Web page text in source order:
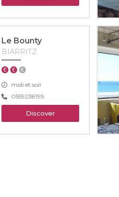
Le Bounty
BIARRITZ
midi et soir
0559238195
Discover